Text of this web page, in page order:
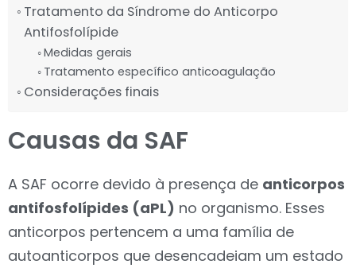
Tratamento da Síndrome do Anticorpo
Antifosfolípide
Medidas gerais
Tratamento específico anticoagulação
Considerações finais
Causas da SAF
A SAF ocorre devido à presença de anticorpos
antifosfolípides (aPL) no organismo. Esses
anticorpos pertencem a uma família de
autoanticorpos que desencadeiam um estado